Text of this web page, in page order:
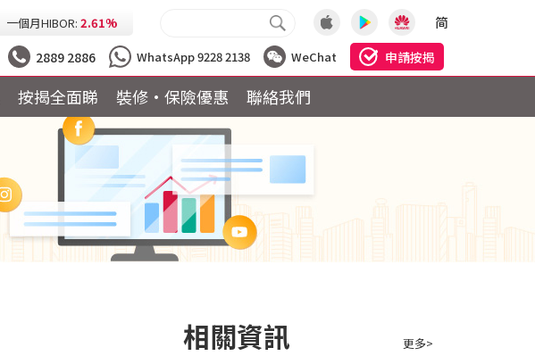
一個月HIBOR: 2.61%
今日最低H按: 3.25%
简
2889 2886 WhatsApp 9228 2138 WeChat 申請按揭
按揭全面睇 裝修·保險優惠 聯絡我們
相關資訊 更多>